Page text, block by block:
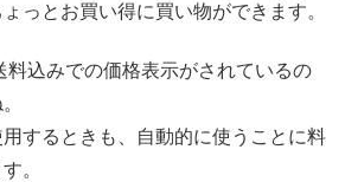
っとお買い得に買い物ができます。
料込みでの価格表示がされているの
するときも、自動的に使うことに料
。